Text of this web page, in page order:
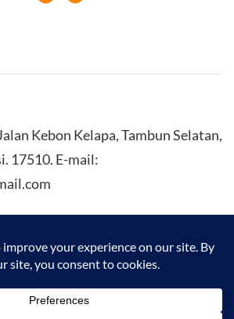
Kebon Kelapa, Tambun Selatan,
17510. E-mail:
Copyright (C) 2026